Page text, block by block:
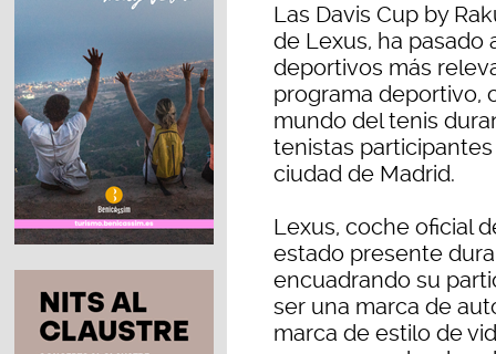
Las Davis Cup by
de Lexus, ha
deportivos más
programa deportivo,
mundo del tenis
tenistas
ciudad de Madrid.
Lexus, coche oficial
estado presente
encuadrando su
ser una marca de
marca de estilo de